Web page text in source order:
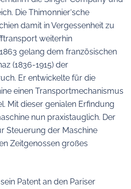
Die Thimonnier‘sche
damit in Vergessenheit zu
weiterhin
gelang dem französischen
(1836-1915) der
Er entwickelte für die
einen Transportmechanismus
Mit dieser genialen Erfindung
nun praxistauglich. Der
Steuerung der Maschine
Zeitgenossen großes
Patent an den Pariser